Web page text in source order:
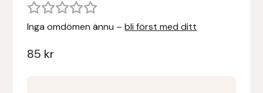
Inga omdömen ännu –bli först med ditt
85 kr
Tävlingskavajer och blusar
Bomber Bits